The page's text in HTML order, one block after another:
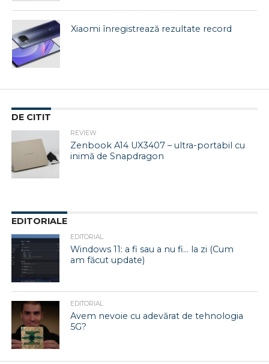
Xiaomi înregistrează rezultate record
DE CITIT
REVIEW
Zenbook A14 UX3407 – ultra-portabil cu
inimă de Snapdragon
EDITORIALE
EDITORIAL
Windows 11: a fi sau a nu fi… la zi (Cum
am făcut update)
EDITORIAL
Avem nevoie cu adevărat de tehnologia
5G?